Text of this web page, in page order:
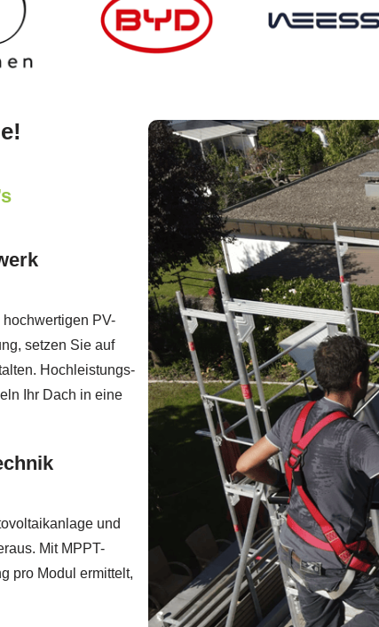
PV-
setzen Sie auf
Hochleistungs-
Ihr Dach in eine
und
Mit MPPT-
pro Modul ermittelt,